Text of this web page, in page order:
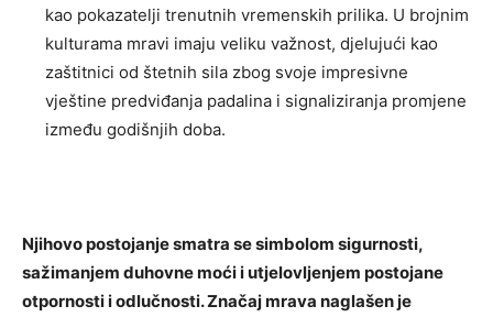
kao pokazatelji trenutnih vremenskih prilika. U brojnim
kulturama mravi imaju veliku važnost, djelujući kao
zaštitnici od štetnih sila zbog svoje impresivne
vještine predviđanja padalina i signaliziranja promjene
između godišnjih doba.
Njihovo postojanje smatra se simbolom sigurnosti,
sažimanjem duhovne moći i utjelovljenjem postojane
otpornosti i odlučnosti. Značaj mrava naglašen je